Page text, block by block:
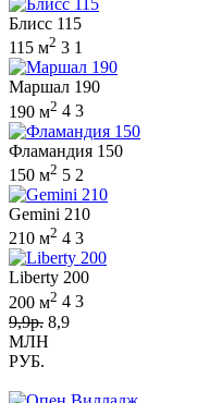
Блисс 115
115 м2 3 1
Маршал 190
190 м2 4 3
Фламандия 150
150 м2 5 2
Gemini 210
210 м2 4 3
Liberty 200
200 м2 4 3
9,9р. 8,9
МЛН
РУБ.